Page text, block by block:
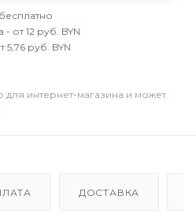
от 12 руб. BYN
5,76 руб. BYN
для интернет-магазина и может
ДОСТАВКА